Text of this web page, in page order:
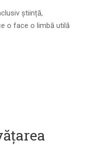
știință,
o face o limbă utilă